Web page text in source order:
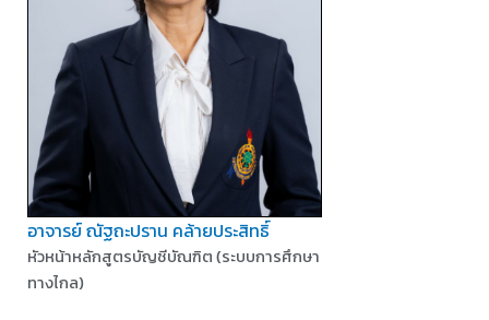
อาจารย์ ณัฐถะปราน คล้ายประสิทธิ์
หัวหน้าหลักสูตรบัญชีบัณฑิต (ระบบการศึกษา
ทางไกล)